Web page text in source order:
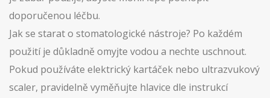
doporučenou léčbu.
Jak se starat o stomatologické nástroje? Po každém
použití je důkladně omyjte vodou a nechte uschnout.
Pokud používáte elektrický kartáček nebo ultrazvukový
scaler, pravidelně vyměňujte hlavice dle instrukcí